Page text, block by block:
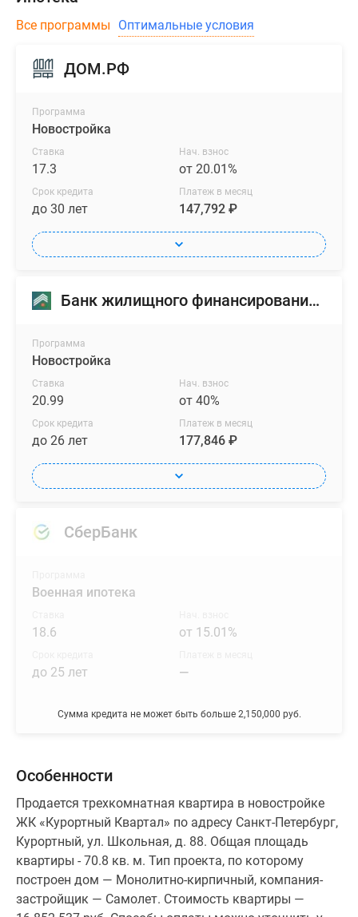
Все программы Оптимальные условия
ДОМ.РФ
Программа
Новостройка
Ставка
17.3
Нач. взнос
от 20.01%
Срок кредита
до 30 лет
Платеж в месяц
147,792 ₽
Банк жилищного финансирования (БЖФ)
Программа
Новостройка
Ставка
20.99
Нач. взнос
от 40%
Срок кредита
до 26 лет
Платеж в месяц
177,846 ₽
СберБанк
Сумма кредита не может быть больше 2,150,000 руб.
Военная ипотека
18.6 от 15.01%
до 25 лет —
Особенности
Продается трехкомнатная квартира в новостройке
ЖК «Курортный Квартал» по адресу Санкт-Петербург,
Курортный, ул. Школьная, д. 88. Общая площадь
квартиры - 70.8 кв. м. Тип проекта, по которому
построен дом — Монолитно-кирпичный, компания-
застройщик — Самолет. Стоимость квартиры —